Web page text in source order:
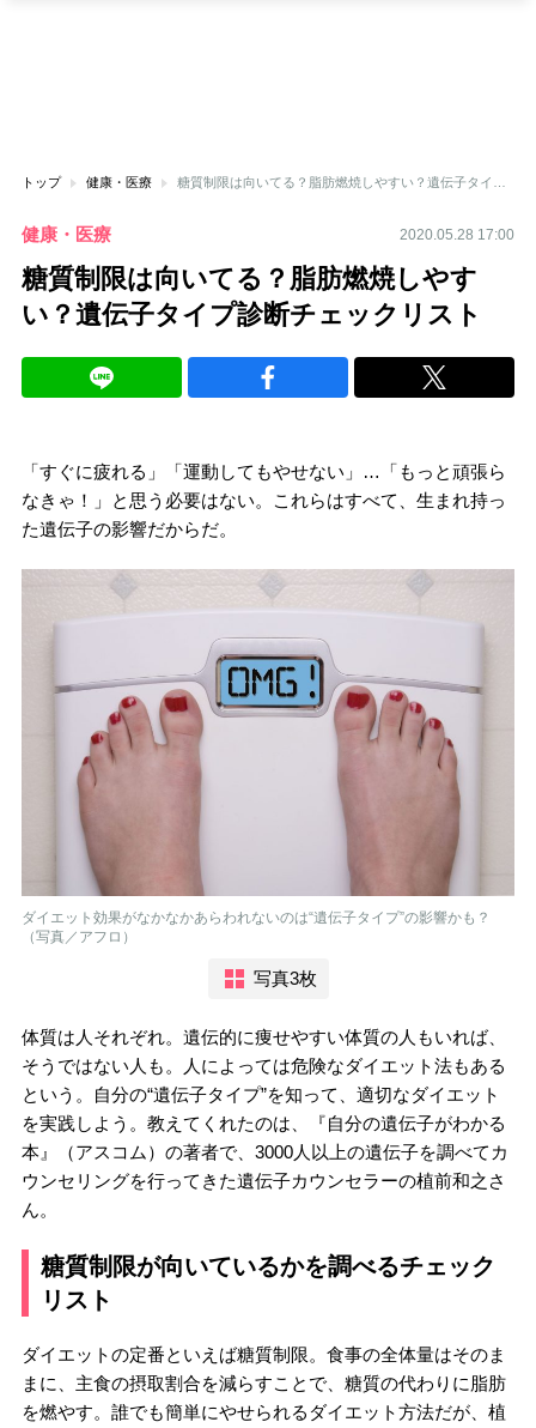
トップ 健康・医療
健康・医療 2020.05.28 17:00
糖質制限は向いてる？脂肪燃焼しやす
い？遺伝子タイプ診断チェックリスト
「すぐに疲れる」「運動してもやせない」…「もっと頑張ら
なきゃ！」と思う必要はない。これらはすべて、生まれ持っ
た遺伝子の影響だからだ。
ダイエット効果がなかなかあらわれないのは“遺伝子タイプ”の影響かも？
（写真／アフロ）
写真3枚
体質は人それぞれ。遺伝的に痩せやすい体質の人もいれば、
そうではない人も。人によっては危険なダイエット法もある
という。自分の“遺伝子タイプ”を知って、適切なダイエット
を実践しよう。教えてくれたのは、『自分の遺伝子がわかる
本』（アスコム）の著者で、3000人以上の遺伝子を調べてカ
ウンセリングを行ってきた遺伝子カウンセラーの植前和之さ
ん。
糖質制限が向いているかを調べるチェック
リスト
ダイエットの定番といえば糖質制限。食事の全体量はそのま
まに、主食の摂取割合を減らすことで、糖質の代わりに脂肪
を燃やす。誰でも簡単にやせられるダイエット方法だが、植